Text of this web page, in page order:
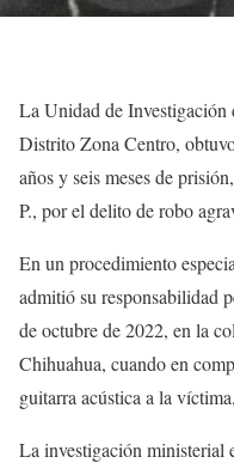
La Unidad de Investigación
Distrito Zona Centro,
años y seis meses de
P., por el delito de robo
En un procedimiento
admitió su responsabilidad
de octubre de 2022, en la
Chihuahua, cuando en
guitarra acústica a la
La investigación ministerial